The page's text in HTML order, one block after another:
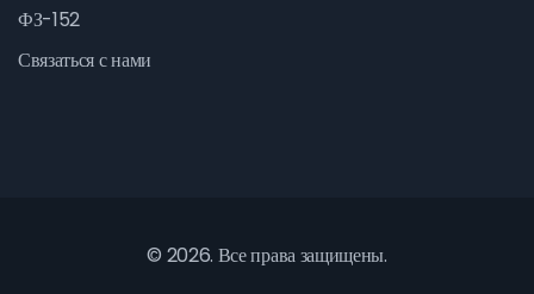
ФЗ-152
Связаться с нами
© 2026. Все права защищены.